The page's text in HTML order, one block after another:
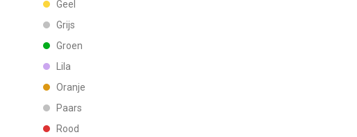
Geel
Grijs
Groen
Lila
Oranje
Paars
Rood